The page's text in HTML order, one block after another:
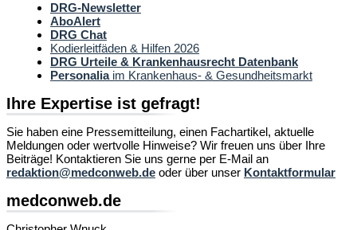
DRG-Newsletter
AboAlert
DRG Chat
Kodierleitfäden & Hilfen 2026
DRG Urteile & Krankenhausrecht Datenbank
Personaliaim Krankenhaus- & Gesundheitsmarkt
Ihre Expertise ist gefragt!
Sie haben eine Pressemitteilung, einen Fachartikel, aktuelle
Meldungen oder wertvolle Hinweise? Wir freuen uns über Ihre
Beiträge! Kontaktieren Sie uns gerne per E-Mail an
redaktion@medconweb.de oder über unser Kontaktformular
medconweb.de